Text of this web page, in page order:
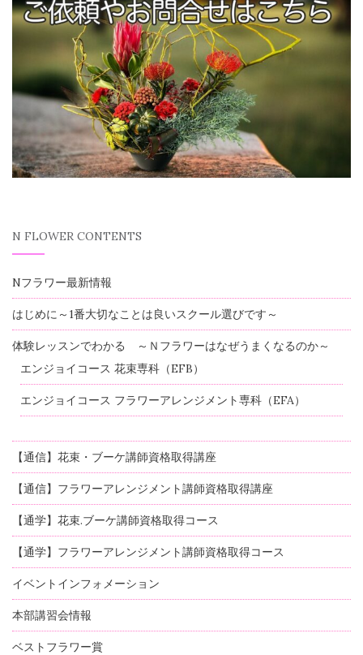
N FLOWER CONTENTS
Nフラワー最新情報
はじめに～1番大切なことは良いスクール選びです～
体験レッスンでわかる ～Ｎフラワーはなぜうまくなるのか～
エンジョイコース 花束専科（EFB）
エンジョイコース フラワーアレンジメント専科（EFA）
【通信】花束・ブーケ講師資格取得講座
【通信】フラワーアレンジメント講師資格取得講座
【通学】花束.ブーケ講師資格取得コース
【通学】フラワーアレンジメント講師資格取得コース
イベントインフォメーション
本部講習会情報
ベストフラワー賞